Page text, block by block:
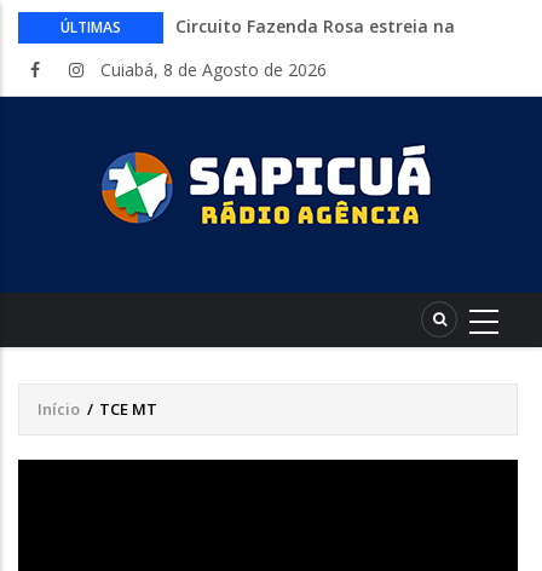
ÚLTIMAS
Circuito Fazenda Rosa estreia na
atividades do agronegócio
sexta-feira
Começa nesta sexta-feira em Cuiabá o
Mato Grosso AgroFestival, com rodeio e
crimes digitais contra menores
CAIXA e iFood facilitam financiamento
entregadores
Cuiabá, 8 de Agosto de 2026
Trilha
de
Início / TCE MT